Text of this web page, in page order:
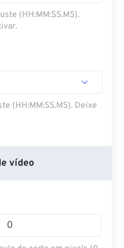
(HH:MM:SS.MS).
(HH:MM:SS.MS). Deixe
vídeo